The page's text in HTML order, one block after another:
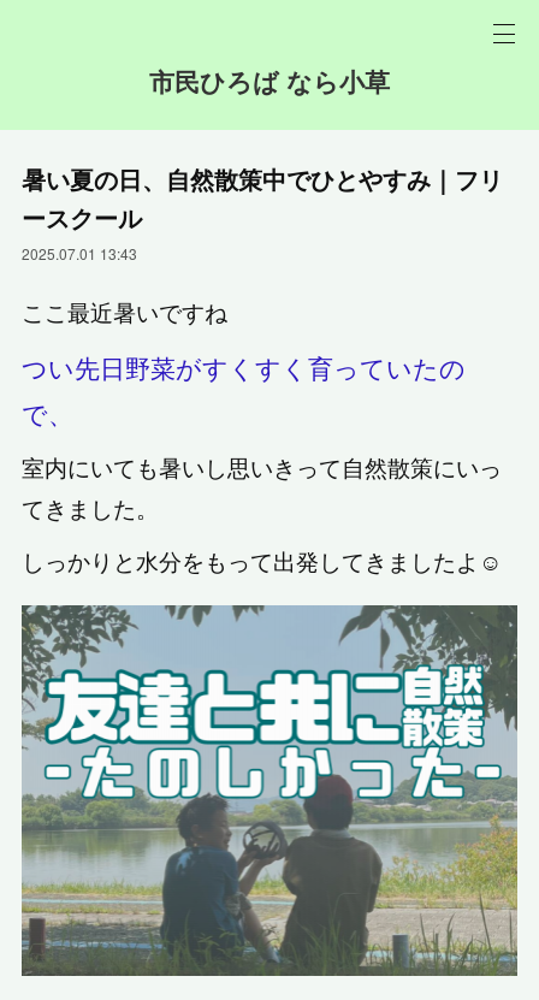
市民ひろば なら小草
暑い夏の日、自然散策中でひとやすみ｜フリ
ースクール
2025.07.01 13:43
ここ最近暑いですね
つい先日野菜がすくすく育っていたの
で、
室内にいても暑いし思いきって自然散策にいっ
てきました。
しっかりと水分をもって出発してきましたよ☺️